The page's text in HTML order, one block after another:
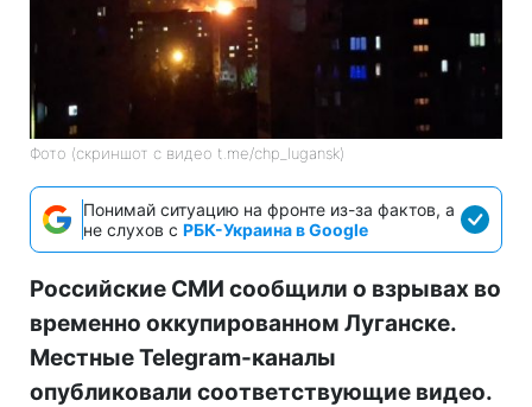
Фото (скриншот с видео t.me/chp_lugansk)
Понимай ситуацию на фронте из-за фактов, а
не слухов с РБК-Украина в Google
Российские СМИ сообщили о взрывах во
временно оккупированном Луганске.
Местные Telegram-каналы
опубликовали соответствующие видео.